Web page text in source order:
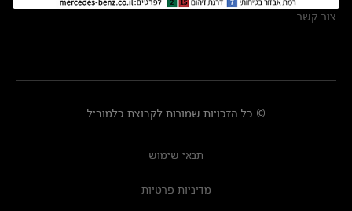
צור קשר
© כל הזכויות שמורות לקבוצת כלמוביל
תנאי שימוש
מדיניות פרטיות